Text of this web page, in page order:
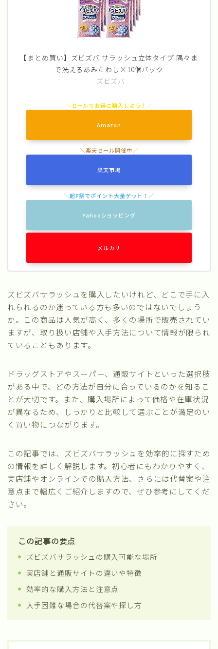
【まとめ買い】ズビズバ サラッシュ立体タイプ 隅々ま
で洗えるあみたわし×10個パック
ズビズバ
Amazon
楽天市場
Yahooショッピング
メルカリ
ズビズバサラッシュを購入したいけれど、どこで手に入
れられるのか迷っている方も多いのではないでしょう
か。この商品は人気が高く、多くの場所で販売されてい
ますが、取り扱い店舗や入手方法について情報が限られ
ていることもあります。
ドラッグストアやスーパー、通販サイトといった選択肢
がある中で、どの方法が自分に合っているのかを知るこ
とが大切です。また、購入場所によって価格や在庫状況
が異なるため、しっかりと比較して選ぶことが満足のい
く買い物につながります。
この記事では、ズビズバサラッシュを効率的に探すため
の情報を詳しく解説します。初心者にもわかりやすく、
実店舗やオンラインでの購入方法、さらには代替案や注
意点まで幅広くご紹介しますので、ぜひ参考にしてくだ
さい。
この記事の要点
ズビズバサラッシュの購入可能な場所
実店舗と通販サイトの違いや特徴
効率的な購入方法と注意点
入手困難な場合の代替案や探し方